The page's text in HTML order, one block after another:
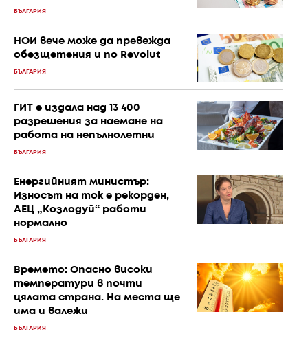
БЪЛГАРИЯ
НОИ вече може да превежда
обезщетения и по Revolut
БЪЛГАРИЯ
ГИТ е издала над 13 400
разрешения за наемане на
работа на непълнолетни
БЪЛГАРИЯ
Енергийният министър:
Износът на ток е рекорден,
АЕЦ „Козлодуй“ работи
нормално
БЪЛГАРИЯ
Времето: Опасно високи
температури в почти
цялата страна. На места ще
има и валежи
БЪЛГАРИЯ